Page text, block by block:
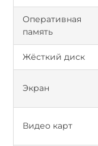
Оперативная
память
Жёсткий диск
Экран
Видео карт